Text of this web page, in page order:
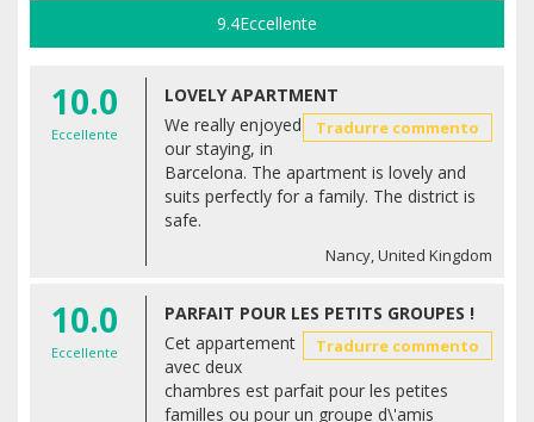
9.4Eccellente
10.0
Eccellente
LOVELY APARTMENT
Tradurre commento
We really enjoyed
our staying, in
Barcelona. The apartment is lovely and
suits perfectly for a family. The district is
safe.
Nancy, United Kingdom
10.0
Eccellente
PARFAIT POUR LES PETITS GROUPES !
Tradurre commento
Cet appartement
avec deux
chambres est parfait pour les petites
familles ou pour un groupe d\'amis